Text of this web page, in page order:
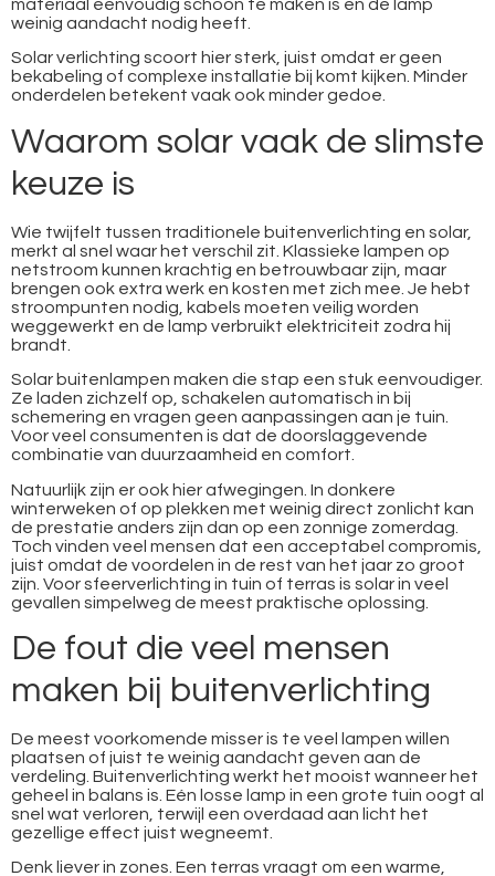
materiaal eenvoudig schoon te maken is en de lamp
weinig aandacht nodig heeft.
Solar verlichting scoort hier sterk, juist omdat er geen
bekabeling of complexe installatie bij komt kijken. Minder
onderdelen betekent vaak ook minder gedoe.
Waarom solar vaak de slimste
keuze is
Wie twijfelt tussen traditionele buitenverlichting en solar,
merkt al snel waar het verschil zit. Klassieke lampen op
netstroom kunnen krachtig en betrouwbaar zijn, maar
brengen ook extra werk en kosten met zich mee. Je hebt
stroompunten nodig, kabels moeten veilig worden
weggewerkt en de lamp verbruikt elektriciteit zodra hij
brandt.
Solar buitenlampen maken die stap een stuk eenvoudiger.
Ze laden zichzelf op, schakelen automatisch in bij
schemering en vragen geen aanpassingen aan je tuin.
Voor veel consumenten is dat de doorslaggevende
combinatie van duurzaamheid en comfort.
Natuurlijk zijn er ook hier afwegingen. In donkere
winterweken of op plekken met weinig direct zonlicht kan
de prestatie anders zijn dan op een zonnige zomerdag.
Toch vinden veel mensen dat een acceptabel compromis,
juist omdat de voordelen in de rest van het jaar zo groot
zijn. Voor sfeerverlichting in tuin of terras is solar in veel
gevallen simpelweg de meest praktische oplossing.
De fout die veel mensen
maken bij buitenverlichting
De meest voorkomende misser is te veel lampen willen
plaatsen of juist te weinig aandacht geven aan de
verdeling. Buitenverlichting werkt het mooist wanneer het
geheel in balans is. Eén losse lamp in een grote tuin oogt al
snel wat verloren, terwijl een overdaad aan licht het
gezellige effect juist wegneemt.
Denk liever in zones. Een terras vraagt om een warme,